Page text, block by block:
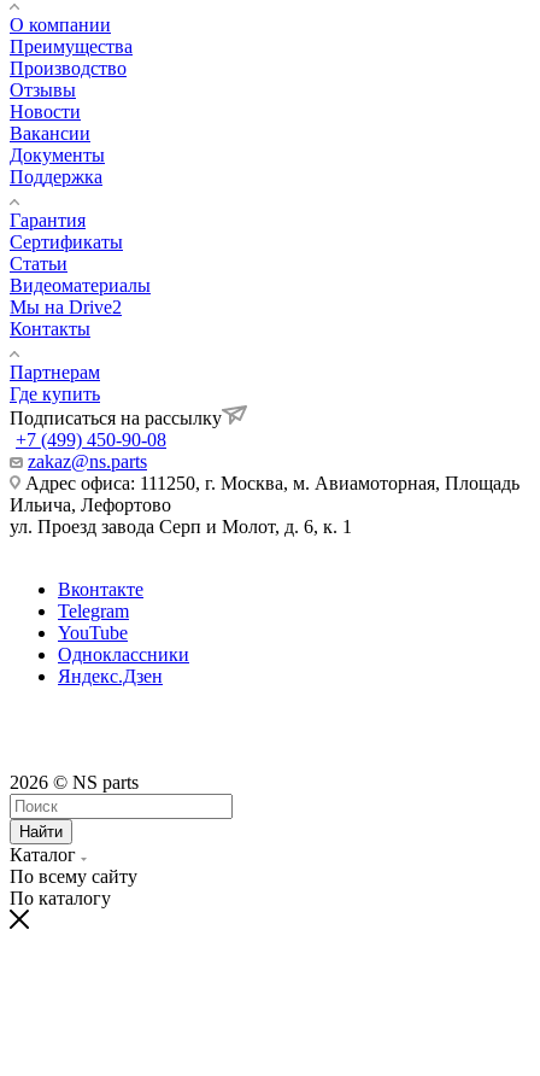
О компании
Преимущества
Производство
Отзывы
Новости
Вакансии
Документы
Поддержка
Гарантия
Сертификаты
Статьи
Видеоматериалы
Мы на Drive2
Контакты
Партнерам
Где купить
Подписаться на рассылку
+7 (499) 450-90-08
zakaz@ns.parts
Адрес офиса: 111250, г. Москва, м. Авиамоторная, Площадь
Ильича, Лефортово
ул. Проезд завода Серп и Молот, д. 6, к. 1
Вконтакте
Telegram
YouTube
Одноклассники
Яндекс.Дзен
2026 © NS parts
Найти
Каталог
По всему сайту
По каталогу